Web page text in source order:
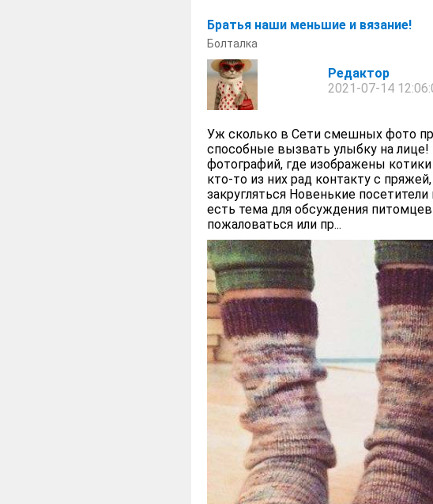
Братья наши меньшие и вязание!
Болталка
Редактор
2021-07-14
Уж сколько в Сети смешных фото
способные вызвать улыбку на
фотографий, где изображены
кто-то из них рад контакту с
закругляться Новенькие
есть тема для обсуждения
пожаловаться или пр...